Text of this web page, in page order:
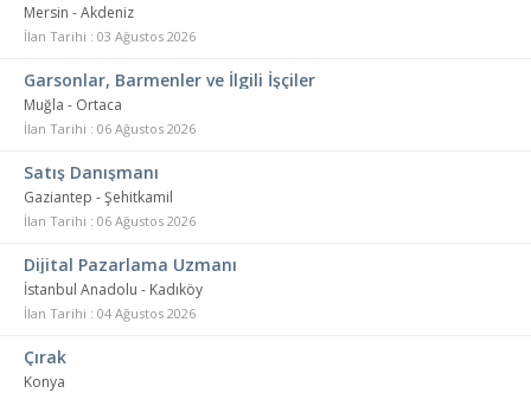
Mersin - Akdeniz
İlan Tarihi : 03 Ağustos 2026
Garsonlar, Barmenler ve İlgili İşçiler
Muğla - Ortaca
İlan Tarihi : 06 Ağustos 2026
Satış Danışmanı
Gaziantep - Şehitkamil
İlan Tarihi : 06 Ağustos 2026
Dijital Pazarlama Uzmanı
İstanbul Anadolu - Kadıköy
İlan Tarihi : 04 Ağustos 2026
Çırak
Konya